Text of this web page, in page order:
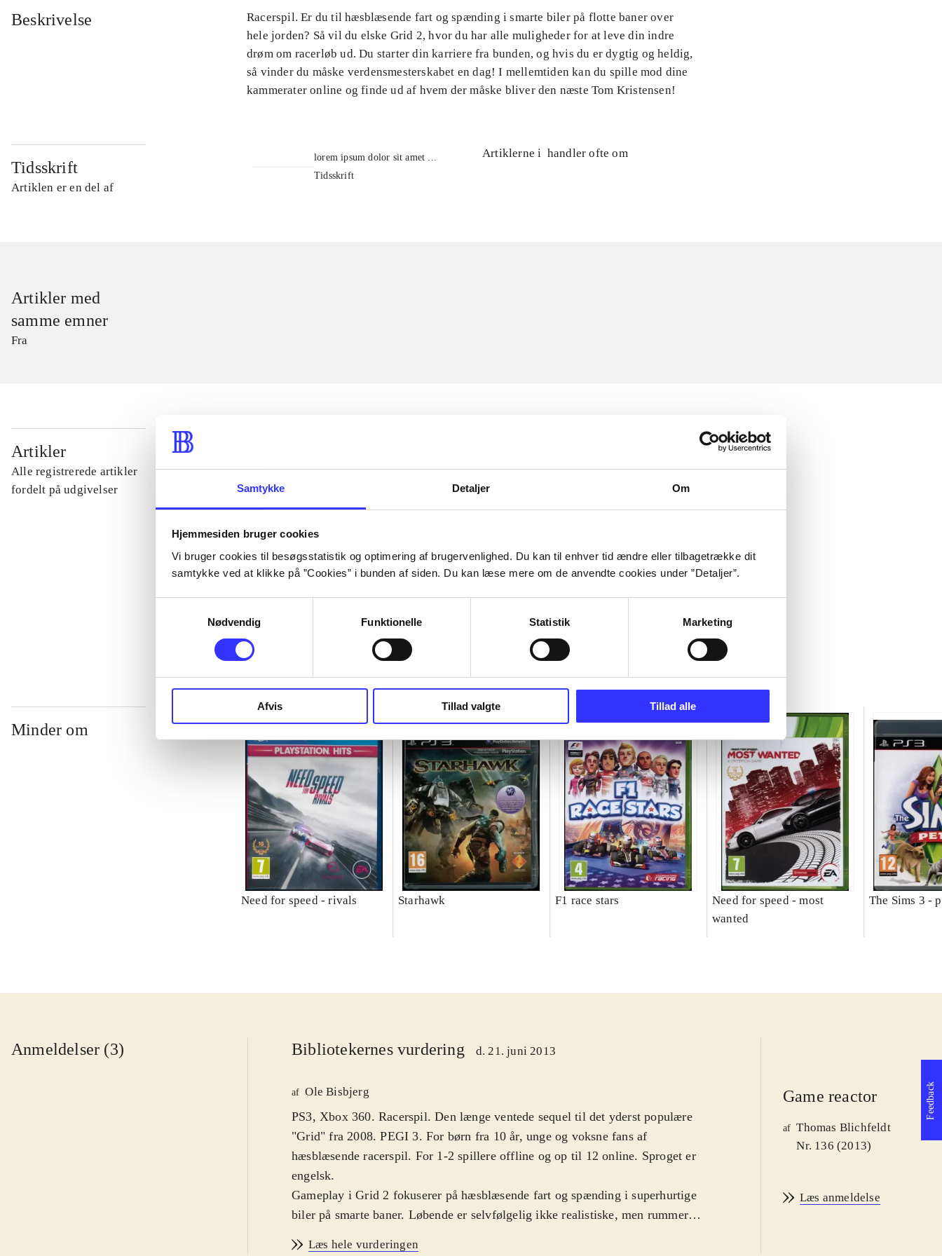
Samtykke Detaljer Om
Hjemmesiden bruger cookies
Vi bruger cookies til besøgsstatistik og optimering af brugervenlighed. Du kan til enhver tid ændre eller tilbagetrække dit
samtykke ved at klikke på ”Cookies” i bunden af siden. Du kan læse mere om de anvendte cookies under ”Detaljer”.
Nødvendig
Funktionelle Statistik Marketing
Afvis Tillad valgte Tillad alle
Beskrivelse
Racerspil. Er du til hæsblæsende fart og spænding i smarte biler på flotte baner over
hele jorden? Så vil du elske Grid 2, hvor du har alle muligheder for at leve din indre
drøm om racerløb ud. Du starter din karriere fra bunden, og hvis du er dygtig og heldig,
så vinder du måske verdensmesterskabet en dag! I mellemtiden kan du spille mod dine
kammerater online og finde ud af hvem der måske bliver den næste Tom Kristensen!
Tidsskrift
Artiklen er en del af
lorem ipsum dolor sit amet ...
Tidsskrift
Artiklerne i handler ofte om
Artikler med
samme emner
Fra
Artikler
Alle registrerede artikler
fordelt på udgivelser
...
...
...
...
Minder om
Need for speed - rivals Starhawk F1 race stars
Need for speed - most
wanted
The Sims 3 -
Anmeldelser (3) Bibliotekernes vurdering d. 21. juni 2013
af Ole Bisbjerg
PS3, Xbox 360. Racerspil. Den længe ventede sequel til det yderst populære
"Grid" fra 2008. PEGI 3. For børn fra 10 år, unge og voksne fans af
hæsblæsende racerspil. For 1-2 spillere offline og op til 12 online. Sproget er
engelsk.
Gameplay i Grid 2 fokuserer på hæsblæsende fart og spænding i superhurtige
biler på smarte baner. Løbende er selvfølgelig ikke realistiske, men rummer
Læs hele vurderingen
Game reactor
af Thomas Blichfeldt
Nr. 136 (2013)
Læs anmeldelse
Feedback